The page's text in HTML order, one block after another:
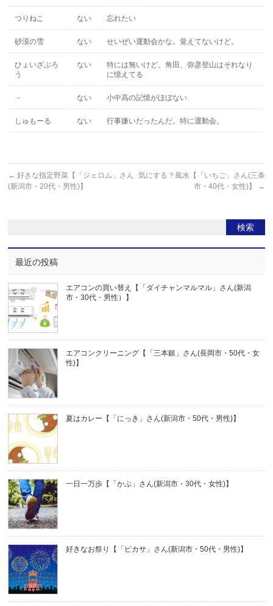
つりねこ ない 忘れたい
砂漠の雪 ない せいぜい運動会かな。覚えてないけど。
ひょいざぶろ
う
ない
特には無いけど。角田、弥彦登山はそれなり
に憶えてる
－ ない 小中高の記憶がほぼない
しゅもーる ない 行事嫌いだったんだ。特に運動会。
← 好きな指定野菜【「ジェロム」さん
(新潟市・20代・男性)】
気にする？風水【「いちご」さん(三条
市・40代・女性)】
→
最近の投稿
エアコンの買い替え【「ダイチャンマルマル」さん(新潟
市・30代・男性）】
エアコンクリーニング【「三本銀」さん(長岡市・50代・女
性)】
夏はカレー【「にっき」さん(新潟市・50代・男性)】
一日一万歩【「かぶ」さん(新潟市・30代・女性)】
好きなお祭り【「ピカサ」さん(新潟市・50代・男性)】